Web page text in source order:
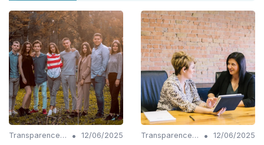
Transparence et reporting •
12/06/2025
Transparence et reporting •
12/06/2025